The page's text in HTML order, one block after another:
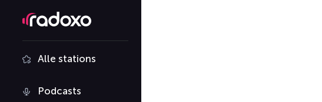
Alle stations
Podcasts